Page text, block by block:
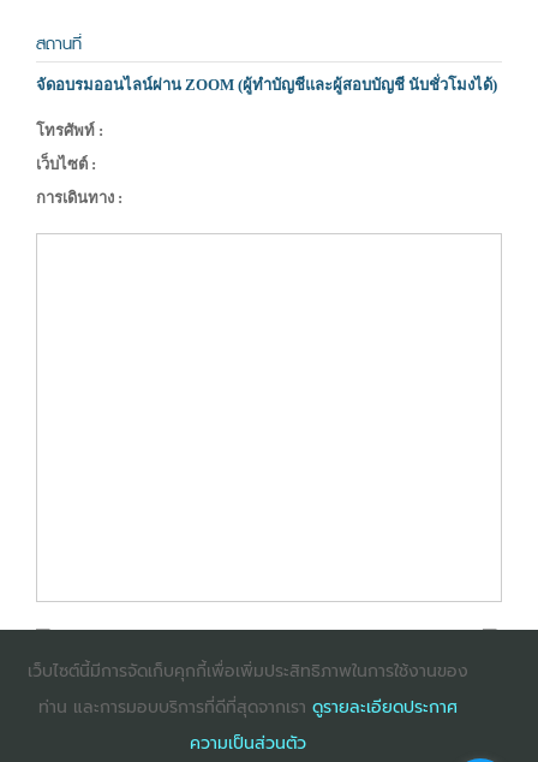
สถานที่
จัดอบรมออนไลน์ผ่าน ZOOM (ผู้ทำบัญชีและผู้สอบบัญชี นับชั่วโมงได้)
โทรศัพท์ :
เว็บไซต์ :
การเดินทาง :
: InternetExplorer เวอร์ชั่น 10 ขึ้นไป
: Chrome เวอร์ชั่น 58 ขึ้นไป
เว็บไซต์นี้มีการจัดเก็บคุกกี้เพื่อเพิ่มประสิทธิภาพในการใช้งานของ
ท่าน และการมอบบริการที่ดีที่สุดจากเรา ดูรายละเอียดประกาศ
ความเป็นส่วนตัว